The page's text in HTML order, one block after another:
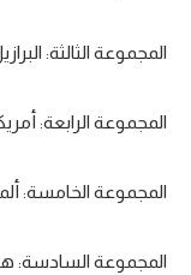
المجموعة الثالثة:
المجموعة الرابعة:
المجموعة الخامسة:
المجموعة السادسة: